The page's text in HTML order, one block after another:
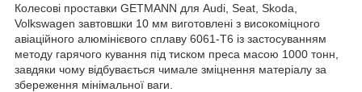
Колесові проставки GETMANN для Audi, Seat, Skoda,
Volkswagen завтовшки 10 мм виготовлені з високоміцного
авіаційного алюмінієвого сплаву 6061-Т6 із застосуванням
методу гарячого кування під тиском преса масою 1000 тонн,
завдяки чому відбувається чимале зміцнення матеріалу за
збереження мінімальної ваги.